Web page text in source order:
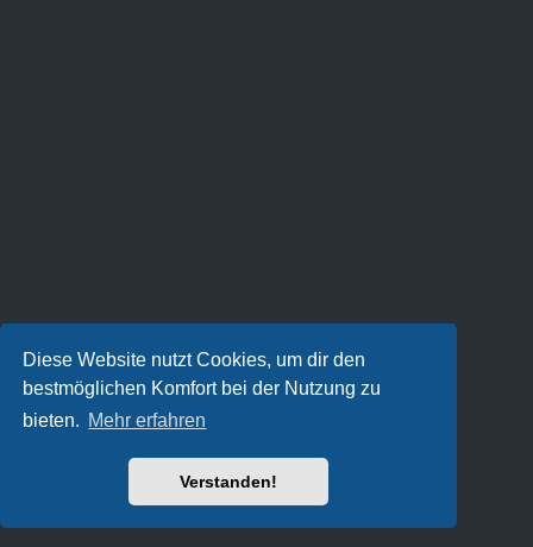
Diese Website nutzt Cookies, um dir den
bestmöglichen Komfort bei der Nutzung zu
bieten. Mehr erfahren
Verstanden!